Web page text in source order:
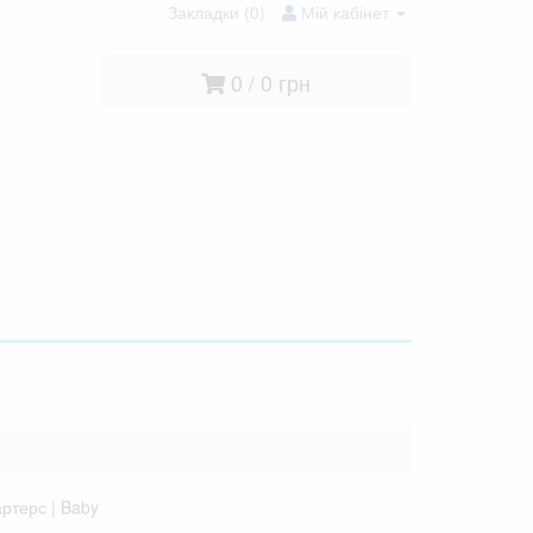
Закладки (0) Мій кабінет
0 / 0 грн
| Baby